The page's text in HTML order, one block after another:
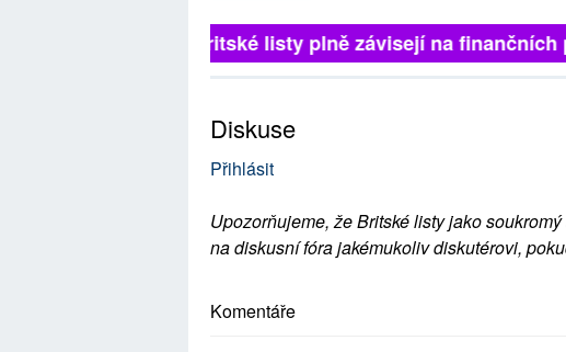
Britské listy plně závisejí na
Diskuse
Přihlásit
Upozorňujeme, že Britské listy jako
na diskusní fóra jakémukoliv diskutérovi,
Komentáře